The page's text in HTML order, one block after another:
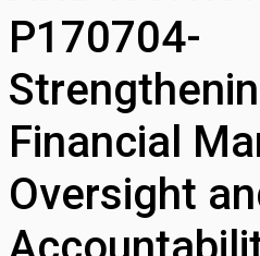
P170704-
Financial
Oversight